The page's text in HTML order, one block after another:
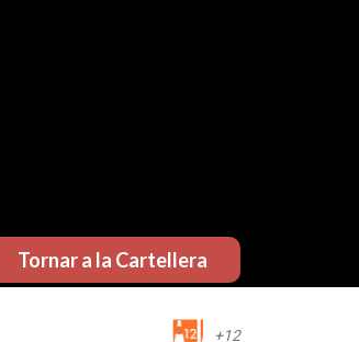
Tornar a la Cartellera
+12